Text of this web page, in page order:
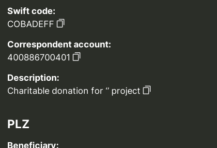
Swift code:
COBADEFF
Correspondent account:
400886700401
Description:
Charitable donation for ‘’ project
PLZ
Beneficiary: